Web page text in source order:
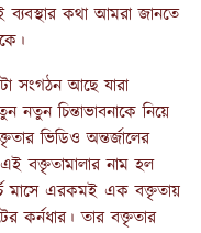
ব্যবস্থার কথা আমরা জানতে
সংগঠন আছে যারা
নতুন চিন্তাভাবনাকে নিয়ে
ভিডিও অন্তর্জালের
বক্তৃতামালার নাম হল
মাসে এরকমই এক বক্তৃতায়
কর্নধার। তার বক্তৃতার